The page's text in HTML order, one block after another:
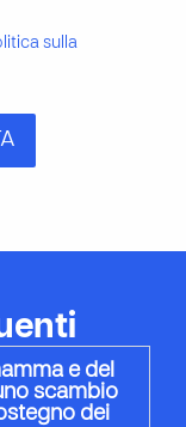
sulla
e del
scambio
dei